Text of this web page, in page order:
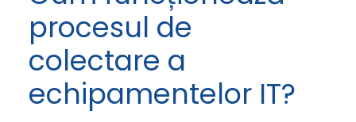
procesul de
colectare a
echipamentelor IT?